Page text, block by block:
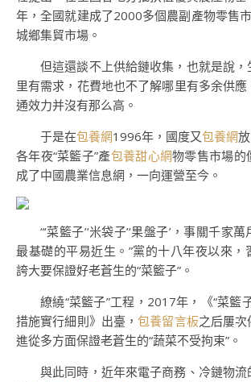
年，全國就建成了2000多個農副產物零售
城鄉集貿市場。
但這還談不上供給鏈收集，也就是說
里有需求，花費地也不了解哪里有多余供
通效力并沒有那么高。
于是在包養網1996年，國度又包養網
各年夜“菜籃子”產包養甜心網物零售市場的
成了中國農業信息網，一向運營至今。
“‘菜籃子’‘米袋子’‘果盤子’，事關千家萬
最基礎的平易近生。”黨的十八年夜以來，
誇大要保證好老蒼生的“菜籃子”。
繚繞“菜籃子”工程，2017年，《“菜籃
措施實行細則》出臺，包養留言板之后屢次
進從多方面保證老蒼生的“蔬菜不受拘束”。
與此同時，近年來電子商務、冷鏈物